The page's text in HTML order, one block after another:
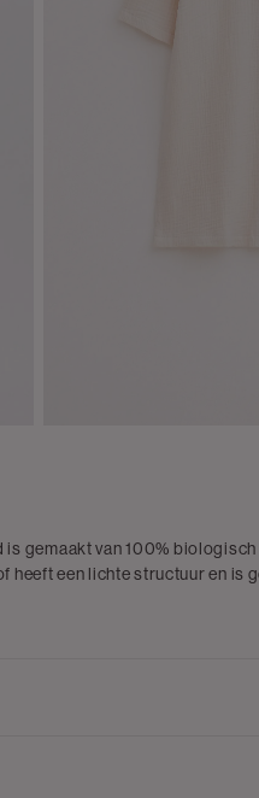
gemaakt van 100%
heeft een lichte structuur en is